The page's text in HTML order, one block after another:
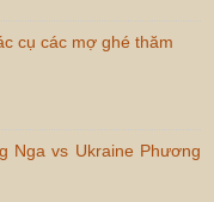
cụ các mợ ghé thăm
Nga vs Ukraine Phương